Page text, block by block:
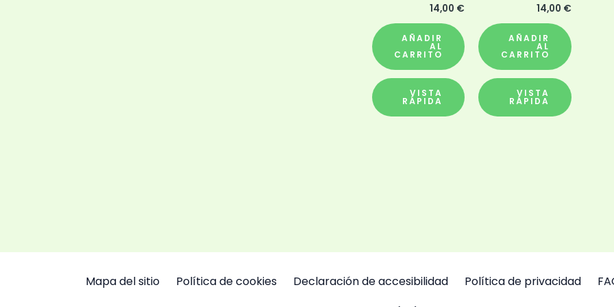
14,00 €
AÑADIR
AL
CARRITO
VISTA
RÁPIDA
14,00 €
AÑADIR
AL
CARRITO
VISTA
RÁPIDA
Mapa del sitio Política de cookies Declaración de accesibilidad Política de privacidad